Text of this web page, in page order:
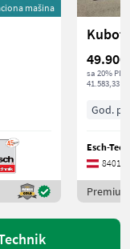
mašina
49.900
sa 20%
41.583,33 €
God.
8401